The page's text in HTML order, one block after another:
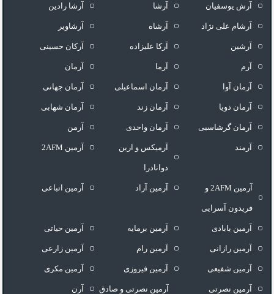
آرش یوسفیان آرشا آرشا رادین
آرشام علی نژاد آرشاه آرشاویر
آرشین آرکا علیزاده آرکان حسینی
آرم آرما آرمان
آرمان آوا آرمان اسماعیلی آرمان جهانی
آرمان ذویا آرمان زند آرمان شهابی
آرمان گرشاسبی آرمان واحدی آرمن
آرمند آرمیکس و ارین
دوانادرا
آرمین 2AFM
آرمین 2AFM و
فریدون آسرایی
آرمین آراد آرمین اتباعی
آرمین بابادی آرمین برمایه آرمین حیاتی
آرمین رازانی آرمین رام آرمین زارعی
آرمین شفیعی آرمین فیروزی آرمین مکری
آرمین نصرتی آرمین نصرتی و صادق آرن